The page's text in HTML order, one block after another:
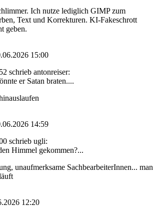
Ich nutze lediglich GIMP zum
Text und Korrekturen. KI-Fakeschrott
geben.
15:00
schrieb antonreiser:
er Satan braten....
14:59
schrieb ugli:
Himmel gekommen?...
unaufmerksame SachbearbeiterInnen... man
12:20